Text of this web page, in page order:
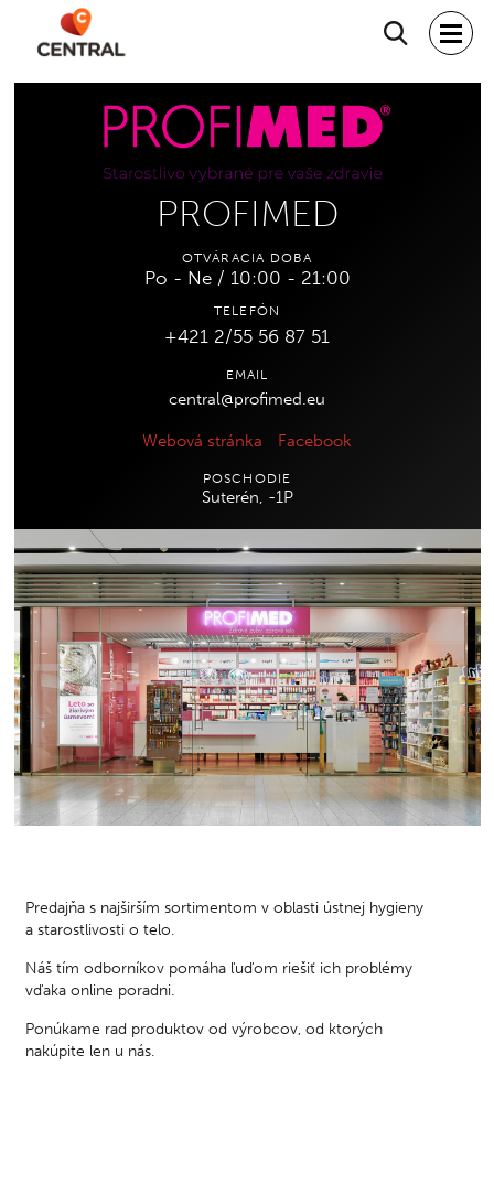
Hľadať
PROFIMED
OTVÁRACIA DOBA
Po - Ne / 10:00 - 21:00
TELEFÓN
+421 2/55 56 87 51
EMAIL
central@profimed.eu
Webová stránka Facebook
POSCHODIE
Suterén, -1P
Predajňa s najširším sortimentom v oblasti ústnej hygieny
a starostlivosti o telo.
Náš tím odborníkov pomáha ľuďom riešiť ich problémy
vďaka online poradni.
Ponúkame rad produktov od výrobcov, od ktorých
nakúpite len u nás.